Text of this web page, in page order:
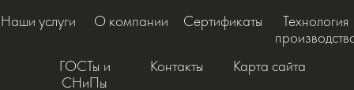
Наши услуги О компании Сертификаты
Технология
ГОСТы и
СНиПы
Контакты Карта сайта